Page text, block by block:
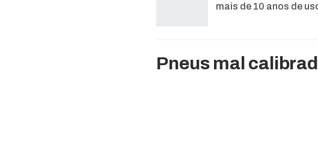
mais de 10 anos de
Pneus mal